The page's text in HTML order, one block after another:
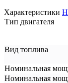
Характеристики
Тип двигателя
Вид топлива
Номинальная
Номинальная